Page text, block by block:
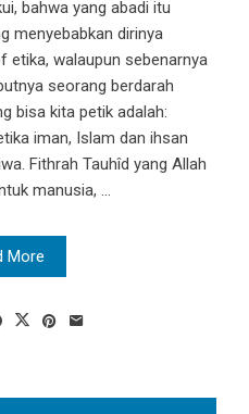
bahwa yang abadi itu
menyebabkan dirinya
walaupun sebenarnya
seorang berdarah
bisa kita petik adalah:
iman, Islam dan ihsan
Fithrah Tauhîd yang Allah
manusia, ...
More